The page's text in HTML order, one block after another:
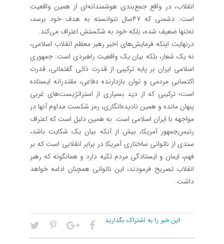
انقلاب، در واقع جمع‌بندی هوشمندانه‌ای از همین واقعیت
است: دشمنی که ۴۷‌سال نتوانسته به هدف خود برسد،
نه‌تنها ضعیف شده، بلکه خود به شکستش اعتراف می‌کند.
در‌نهایت اینکه فرمایش‌های اخیر رهبر معظم انقلاب اسلامی،
نه یک شعار، بلکه بیان یک واقعیت راهبردی است: جمهوری
اسلامی ایران بر پایه ترکیبی از قدرت ذاتی گفتمانی، قدرت
اکتسابی مردمی و توان بازدارنده دفاعی، مقتدرانه ایستاده
است؛ ترکیبی که از دید بسیاری از استراتژیست‌های غربی
پنهان مانده و همین نادیده‌انگاری، رمز شکست مداوم آنها در
مواجهه با ایران اسلامی است. به همین دلیل است که اعتراف
رئیس‌جمهور آمریکا، بیش از آنکه بیان یک شکایت باشد،
سندی از ناتوانی ساختاری آمریکا در برابر انقلابی است که بر
فهم، ایمان و ایستادگی مردم تکیه دارد‌ و همانگونه که رهبر
انقلاب تصریح فرمودند، این ناتوانی همچنان ادامه خواهد
داشت.‌
این خبر را به اشتراک بگذارید